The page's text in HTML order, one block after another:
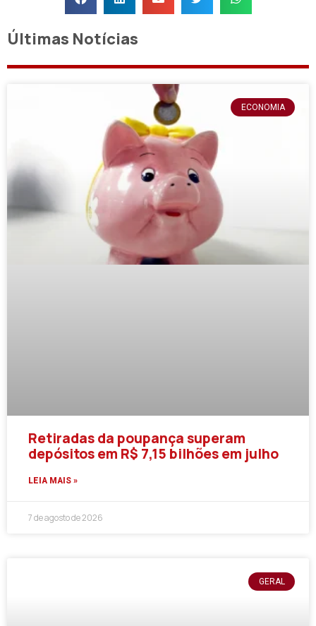
Últimas Notícias
ECONOMIA
Retiradas da poupança superam
depósitos em R$ 7,15 bilhões em julho
LEIA MAIS »
7 de agosto de 2026
GERAL